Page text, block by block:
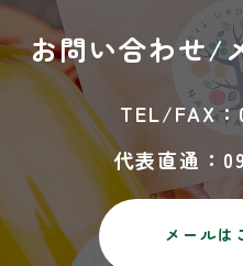
お問い合わせ/
TEL/FAX：
代表直通：
メールは